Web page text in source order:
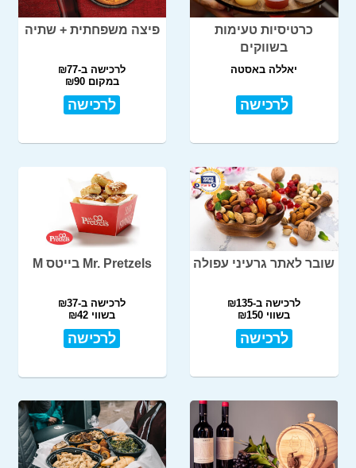
כרטיסיות טעימות
בשווקים
יאללה באסטה
לרכישה
פיצה משפחתית + שתיה
לרכישה ב-₪77
במקום ₪90
לרכישה
שובר לאתר גרעיני עפולה
לרכישה ב-₪135
בשווי ₪150
לרכישה
Mr. Pretzels בייטס M
לרכישה ב-₪37
בשווי ₪42
לרכישה